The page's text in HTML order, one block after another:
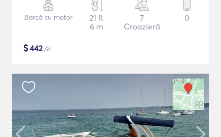
Barcă cu motor
21 ft
6 m
7
Croazieră
0
$442/zi